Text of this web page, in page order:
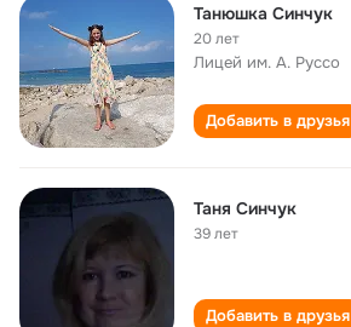
Танюшка Синчук
20 лет
Лицей им. А. Руссо
Добавить в друзья
Таня Синчук
39 лет
Добавить в друзья